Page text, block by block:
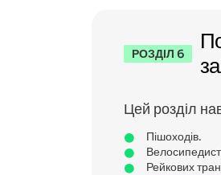
РОЗДІЛ 6
Цей розділ
Пішоходів.
Рейкових